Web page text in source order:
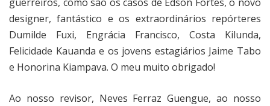
designer, fantástico e os extraordinários repórteres
Dumilde Fuxi, Engrácia Francisco, Costa Kilunda,
Felicidade Kauanda e os jovens estagiários Jaime Tabo
e Honorina Kiampava. O meu muito obrigado!
Ao nosso revisor, Neves Ferraz Guengue, ao nosso